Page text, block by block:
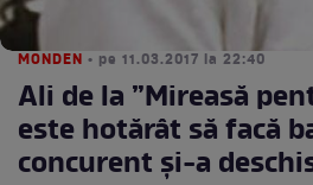
MONDEN • pe 11.03.2017 la 22:40
Ali de la ”Mireasă
este hotărât să facă
concurent și-a